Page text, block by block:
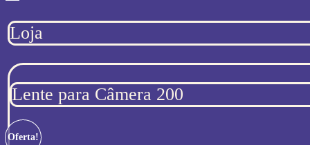
Loja
Lente para Câmera 200
Oferta!